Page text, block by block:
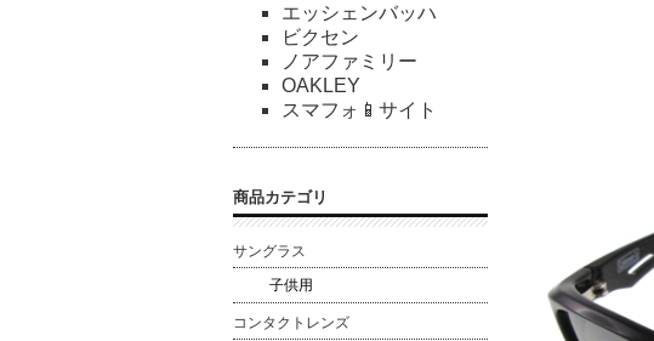
エッシェンバッハ
ビクセン
ノアファミリー
OAKLEY
スマフォ📱サイト
商品カテゴリ
サングラス
子供用
コンタクトレンズ